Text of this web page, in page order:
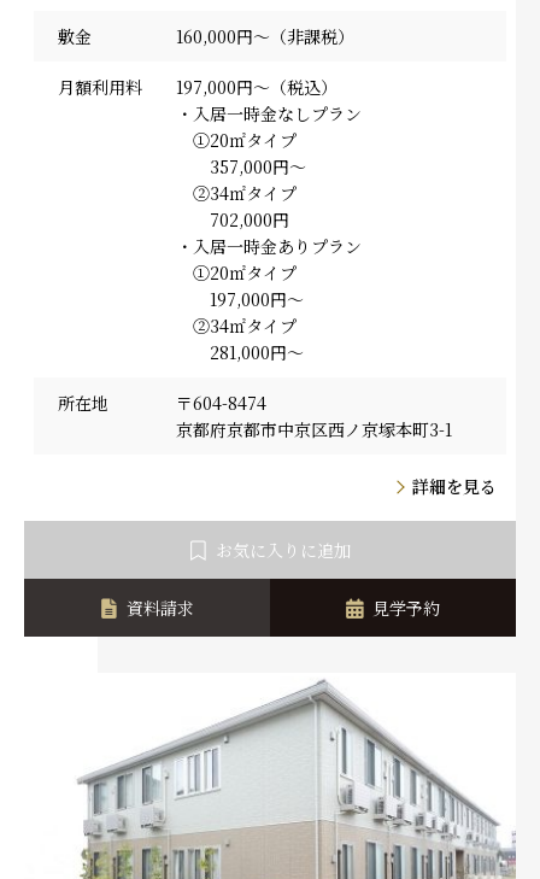
敷金 160,000円～（非課税）
月額利用料
197,000円～（税込）
・入居一時金なしプラン
①20㎡タイプ
357,000円～
②34㎡タイプ
702,000円
・入居一時金ありプラン
①20㎡タイプ
197,000円～
②34㎡タイプ
281,000円～
所在地
〒604-8474
京都府京都市中京区西ノ京塚本町3-1
詳細を見る
お気に入りに追加
資料請求 見学予約